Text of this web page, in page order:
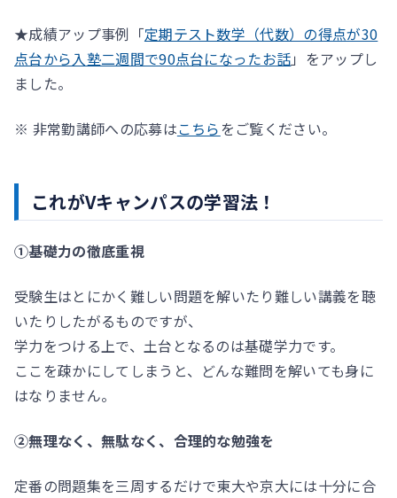
★成績アップ事例「定期テスト数学（代数）の得点が30
点台から入塾二週間で90点台になったお話」をアップし
ました。
※ 非常勤講師への応募はこちら をご覧ください。
これがVキャンパスの学習法！
①基礎力の徹底重視
受験生はとにかく難しい問題を解いたり難しい講義を聴
いたりしたがるものですが、
学力をつける上で、土台となるのは基礎学力です。
ここを疎かにしてしまうと、どんな難問を解いても身に
はなりません。
②無理なく、無駄なく、合理的な勉強を
定番の問題集を三周するだけで東大や京大には十分に合